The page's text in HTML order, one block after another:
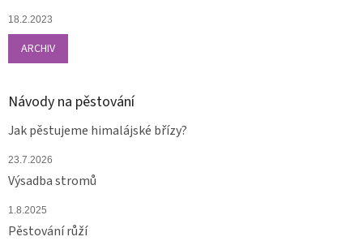
18.2.2023
ARCHIV
Návody na pěstování
Jak pěstujeme himalájské břízy?
23.7.2026
Výsadba stromů
1.8.2025
Pěstování růží